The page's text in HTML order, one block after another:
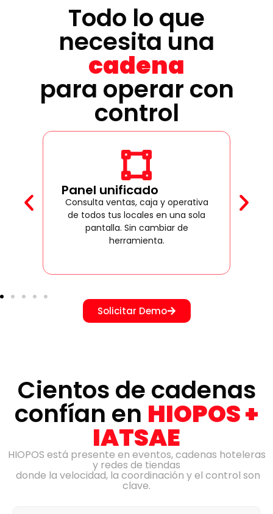
Todo lo que
necesita una
cadena
para operar con
control
Panel unificado
Consulta ventas, caja y operativa
de todos tus locales en una sola
pantalla. Sin cambiar de
herramienta.
Solicitar Demo
Cientos de cadenas
confían en HIOPOS +
IATSAE
HIOPOS está presente en eventos, cadenas hoteleras
y redes de tiendas
donde la velocidad, la coordinación y el control son
clave.